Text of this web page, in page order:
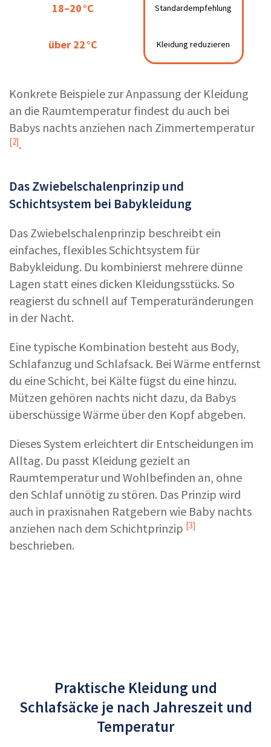
18–20 °C Standardempfehlung
über 22 °C Kleidung reduzieren
Standardempfehlung
Kleidung reduzieren
18–20 °C
über 22 °C
Konkrete Beispiele zur Anpassung der Kleidung
an die Raumtemperatur findest du auch bei
Babys nachts anziehen nach Zimmertemperatur
[2].
Das Zwiebelschalenprinzip und
Schichtsystem bei Babykleidung
Das Zwiebelschalenprinzip beschreibt ein
einfaches, flexibles Schichtsystem für
Babykleidung. Du kombinierst mehrere dünne
Lagen statt eines dicken Kleidungsstücks. So
reagierst du schnell auf Temperaturänderungen
in der Nacht.
Eine typische Kombination besteht aus Body,
Schlafanzug und Schlafsack. Bei Wärme entfernst
du eine Schicht, bei Kälte fügst du eine hinzu.
Mützen gehören nachts nicht dazu, da Babys
überschüssige Wärme über den Kopf abgeben.
Dieses System erleichtert dir Entscheidungen im
Alltag. Du passt Kleidung gezielt an
Raumtemperatur und Wohlbefinden an, ohne
den Schlaf unnötig zu stören. Das Prinzip wird
auch in praxisnahen Ratgebern wie Baby nachts
anziehen nach dem Schichtprinzip [3]
beschrieben.
Praktische Kleidung und
Schlafsäcke je nach Jahreszeit und
Temperatur